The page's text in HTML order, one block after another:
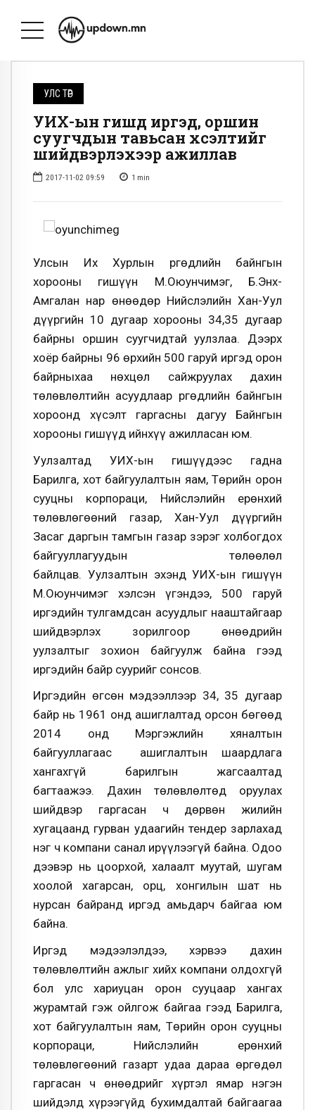
УЛС ТӨР
УИХ-ын гишүүд иргэд, оршин
суугчдын тавьсан хүсэлтийг
шийдвэрлэхээр ажиллав
2017-11-02 09:59 1 min
Улсын Их Хурлын Өргөдлийн байнгын
хорооны гишүүн М.Оюунчимэг, Б.Энх-
Амгалан нар өнөөдөр Нийслэлийн Хан-Уул
дүүргийн 10 дугаар хорооны 34,35 дугаар
байрны оршин суугчидтай уулзлаа. Дээрх
хоёр байрны 96 өрхийн 500 гаруй иргэд орон
байрныхаа нөхцөл сайжруулах дахин
төлөвлөлтийн асуудлаар Өргөдлийн байнгын
хороонд хүсэлт гаргасны дагуу Байнгын
хорооны гишүүд ийнхүү ажилласан юм.
Уулзалтад УИХ-ын гишүүдээс гадна
Барилга, хот байгуулалтын яам, Төрийн орон
сууцны корпораци, Нийслэлийн ерөнхий
төлөвлөгөөний газар, Хан-Уул дүүргийн
Засаг даргын тамгын газар зэрэг холбогдох
байгууллагуудын төлөөлөл
байлцав. Уулзалтын эхэнд УИХ-ын гишүүн
М.Оюунчимэг хэлсэн үгэндээ, 500 гаруй
иргэдийн тулгамдсан асуудлыг нааштайгаар
шийдвэрлэх зорилгоор өнөөдрийн
уулзалтыг зохион байгуулж байна гээд
иргэдийн байр суурийг сонсов.
Иргэдийн өгсөн мэдээллээр 34, 35 дугаар
байр нь 1961 онд ашиглалтад орсон бөгөөд
2014 онд Мэргэжлийн хяналтын
байгууллагаас ашиглалтын шаардлага
хангахгүй барилгын жагсаалтад
багтаажээ. Дахин төлөвлөлтөд оруулах
шийдвэр гаргасан ч дөрвөн жилийн
хугацаанд гурван удаагийн тендер зарлахад
нэг ч компани санал ирүүлээгүй байна. Одоо
дээвэр нь цоорхой, халаалт муутай, шугам
хоолой хагарсан, орц, хонгилын шат нь
нурсан байранд иргэд амьдарч байгаа юм
байна.
Иргэд мэдээлэлдээ, хэрвээ дахин
төлөвлөлтийн ажлыг хийх компани олдохгүй
бол улс хариуцан орон сууцаар хангах
журамтай гэж ойлгож байгаа гээд Барилга,
хот байгуулалтын яам, Төрийн орон сууцны
корпораци, Нийслэлийн ерөнхий
төлөвлөгөөний газарт удаа дараа өргөдөл
гаргасан ч өнөөдрийг хүртэл ямар нэгэн
шийдэлд хүрээгүйд бухимдалтай байгаагаа